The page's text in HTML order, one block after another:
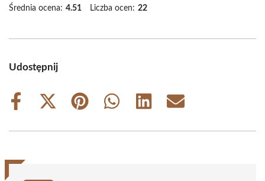
Średnia ocena: 4.51 Liczba ocen: 22
Udostępnij
Share
Share
(Twitter)
Share
Share
Share
Share